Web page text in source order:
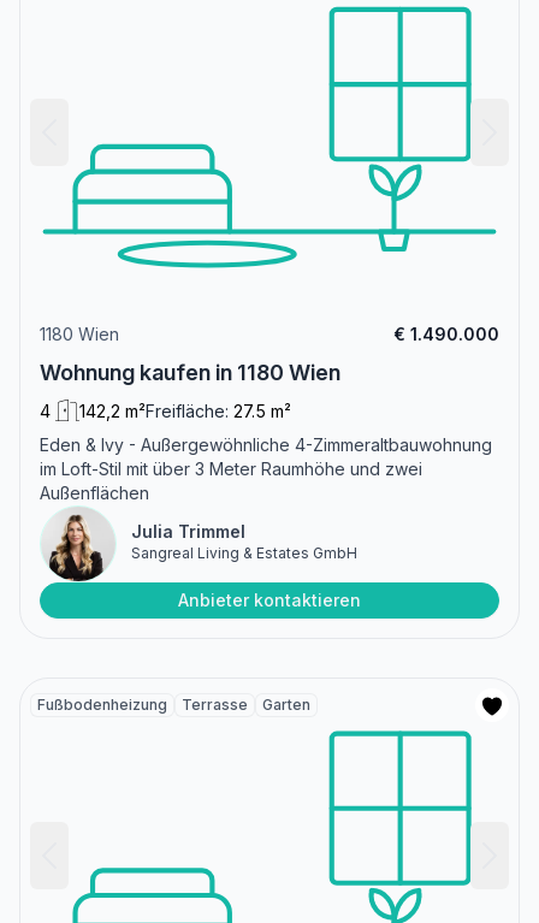
1180 Wien € 1.490.000
Wohnung kaufen in 1180 Wien
4 142,2 m²Freifläche: 27.5 m²
Eden & Ivy - Außergewöhnliche 4-Zimmeraltbauwohnung
im Loft-Stil mit über 3 Meter Raumhöhe und zwei
Außenflächen
Julia Trimmel
Sangreal Living & Estates GmbH
Anbieter kontaktieren
Fußbodenheizung Terrasse Garten